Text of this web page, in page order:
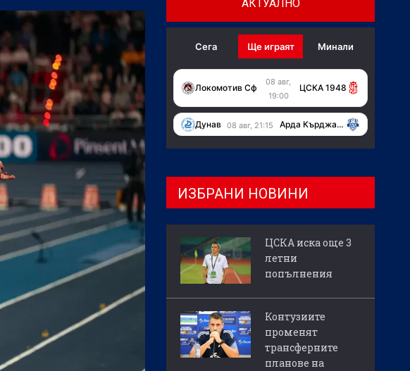
АКТУАЛНО
Сега Ще играят Минали
Локомотив Сф
08 авг,
19:00
ЦСКА 1948
Дунав 08 авг, 21:15 Арда Кърджали
ИЗБРАНИ НОВИНИ
ЦСКА иска още 3
летни
попълнения
Контузиите
променят
трансферните
планове на